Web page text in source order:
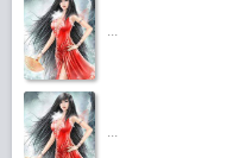
...
...